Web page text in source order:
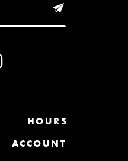
HOURS
ACCOUNT